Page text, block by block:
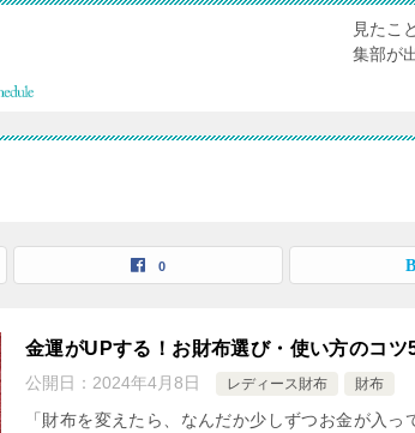
見たこ
集部が
0
金運がUPする！お財布選び・使い方のコツ
公開日： 2024年4月8日 レディース財布 財布
「財布を変えたら、なんだか少しずつお金が入